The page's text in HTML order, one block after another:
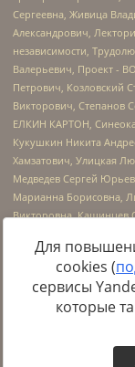
Источник:https://
inostrannyih-
Для
cookies (
сервисы
которые